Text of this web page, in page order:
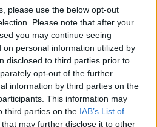
please use the below opt-out
Please note that after your
you may continue seeing
on personal information utilized by
disclosed to third parties prior to
opt-out of the further
information by third parties on the
This information may
third parties on the IAB’s List of
that may further disclose it to other